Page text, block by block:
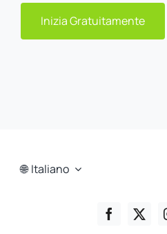
Inizia Gratuitamente
Italiano